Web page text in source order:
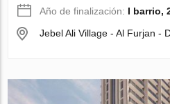
Año de finalización: I barrio,
Jebel Ali Village - Al Furjan -